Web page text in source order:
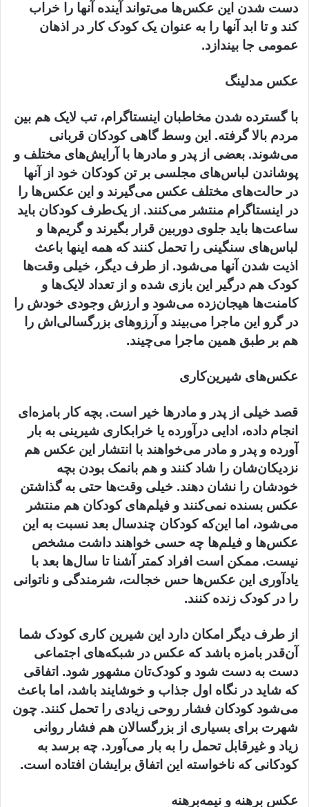
دست شدن این عکس‌ها می‌تواند آینده آنها را خراب
کند و تا ابد آنها را به عنوان یک کودک کار در اذهان
عمومی جا بیندازد.
عکس مدلینگ
با گسترده شدن مخاطبان اینستاگرام، تب لایک هم بین
مردم بالا گرفته. این وسط گاهی کودکان قربانی
می‌شوند. بعضی از پدر و مادرها با آرایش‌های مختلف و
پوشاندن لباس‌های مجلسی بر تن کودکان خود از آنها
در حالت‌های مختلف عکس می‌گیرند و این عکس‌ها را
در اینستاگرام منتشر می‌کنند. از یک‌طرف کودکان باید
ساعت‌ها باید جلوی دوربین قرار بگیرند و گریم‌ها و
لباس‌های سنگینی را تحمل کنند که همه اینها باعث
اذیت شدن آنها می‌شود. از طرف دیگر، خیلی وقت‌ها
کودک هم درگیر این بازی شده و از تعداد لایک‌ها و
کامنت‌ها هیجان‌زده می‌شود و ارزش وجودی خودش را
در گرو این ماجرا می‌بیند و آرزوهای بزرگسالی‌اش را
هم بر طبق همین ماجرا می‌چیند.
عکس‌های شیرین‌کاری
قصد خیلی از پدر و مادرها خیر است. بچه کار بامزه‌ای
انجام داده، ادایی درآورده یا خرابکاری شیرینی به بار
آورده و پدر و مادر می‌خواهند با انتشار این عکس هم
نزدیکان‌شان را شاد کنند و هم بانمک بودن بچه
خودشان را نشان دهند. خیلی وقت‌ها حتی به گذاشتن
عکس بسنده نمی‌کنند و فیلم‌های کودکان هم منتشر
می‌شود، اما این‌که کودکان چندسال بعد نسبت به این
عکس‌ها و فیلم‌ها چه حسی خواهند داشت مشخص
نیست. ممکن است افراد کمتر آشنا تا سال‌ها بعد با
یادآوری این عکس‌ها حس خجالت، شرمندگی و ناتوانی
را در کودک زنده کنند.
از طرف دیگر امکان دارد این شیرین کاری کودک شما
آن‌قدر بامزه باشد که عکس در شبکه‌های اجتماعی
دست به دست شود و کودک‌تان مشهور شود. اتفاقی
که شاید در نگاه اول جذاب و خوشایند باشد، اما باعث
می‌شود کودکان فشار روحی زیادی را تحمل کنند. چون
شهرت برای بسیاری از بزرگسالان هم فشار روانی
زیاد و غیرقابل تحمل را به بار می‌آورد. چه برسد به
کودکانی که ناخواسته این اتفاق برایشان افتاده است.
عکس‌ برهنه و نیمه‌برهنه